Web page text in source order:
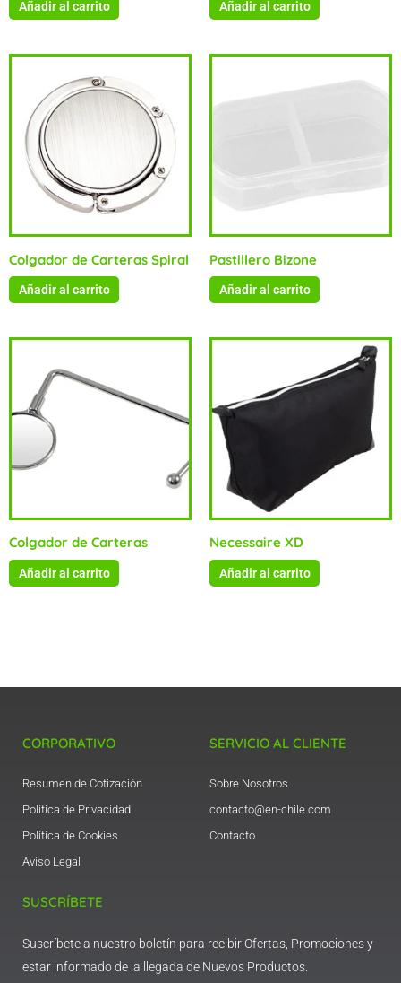
Añadir al carrito Añadir al carrito
Colgador de Carteras Spiral
Añadir al carrito
Pastillero Bizone
Añadir al carrito
Colgador de Carteras
Añadir al carrito
Necessaire XD
Añadir al carrito
CORPORATIVO
Resumen de Cotización
Política de Privacidad
Política de Cookies
Aviso Legal
SERVICIO AL CLIENTE
Sobre Nosotros
contacto@en-chile.com
Contacto
SUSCRÍBETE
Suscríbete a nuestro boletín para recibir Ofertas, Promociones y
estar informado de la llegada de Nuevos Productos.